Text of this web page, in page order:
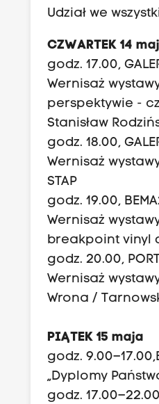
Udział we
CZWARTEK 14
godz. 17.00,
Wernisaż
perspektywie -
Stanisław
godz. 18.00,
Wernisaż
STAP
godz. 19.00,
Wernisaż
breakpoint vinyl
godz. 20.00,
Wernisaż
Wrona /
PIĄTEK 15 maja
godz.
„Dyplomy
godz. 17.00–22.00,